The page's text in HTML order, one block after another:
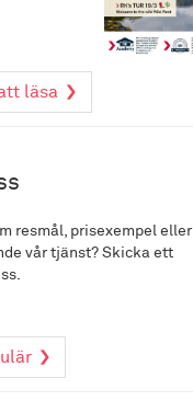
läsa
resmål, prisexempel eller
vår tjänst? Skicka ett